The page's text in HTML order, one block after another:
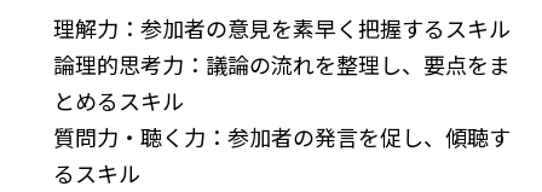
理解力：参加者の意見を素早く把握するスキル
論理的思考力：議論の流れを整理し、要点をま
とめるスキル
質問力・聴く力：参加者の発言を促し、傾聴す
るスキル